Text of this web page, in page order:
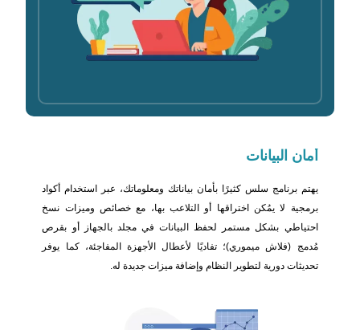
أمان البيانات
يهتم برنامج سلس كثيرًا بأمان بياناتك ومعلوماتك، عبر استخدام أكواد
برمجية لا يمُكن اختراقها أو التلاعب بها، مع خصائص وميزات نسخ
احتياطي بشكل مستمر لحفظ البيانات في مجلد بالجهاز أو بقرص
مُدمج (فلاش ميموري)؛ تفاديًا لأعطال الأجهزة المفاجئة، كما يوفر
تحديثات دورية لتطوير النظام وإضافة ميزات جديدة له.